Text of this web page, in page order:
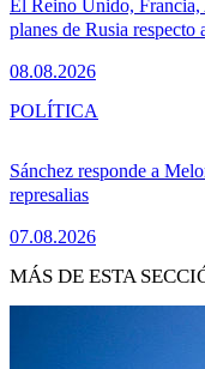
El Reino Unido,
planes de Rusia respecto
08.08.2026
Sánchez responde a
represalias
07.08.2026
POLÍTICA
MÁS DE ESTA